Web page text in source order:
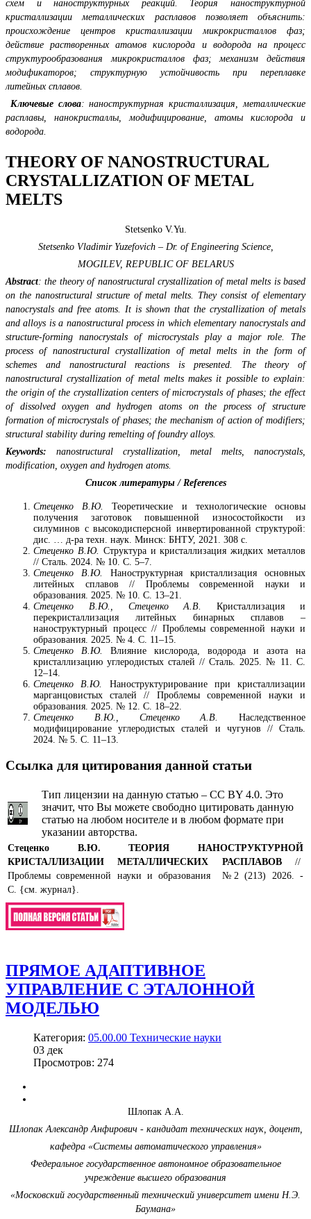
схем и наноструктурных реакций. Теория наноструктурной
кристаллизации металлических расплавов позволяет объяснить:
происхождение центров кристаллизации микрокристаллов фаз;
действие растворенных атомов кислорода и водорода на процесс
структурообразования микрокристаллов фаз; механизм действия
модификаторов; структурную устойчивость при переплавке
литейных сплавов.
Ключевые слова: наноструктурная кристаллизация, металлические
расплавы, нанокристаллы, модифицирование, атомы кислорода и
водорода.
THEORY OF NANOSTRUCTURAL
CRYSTALLIZATION OF METAL
MELTS
Stetsenko V.Yu.
Stetsenko Vladimir Yuzefovich – Dr. of Engineering Science,
MOGILEV, REPUBLIC OF BELARUS
Abstract: the theory of nanostructural crystallization of metal melts is based
on the nanostructural structure of metal melts. They consist of elementary
nanocrystals and free atoms. It is shown that the crystallization of metals
and alloys is a nanostructural process in which elementary nanocrystals and
structure-forming nanocrystals of microcrystals play a major role. The
process of nanostructural crystallization of metal melts in the form of
schemes and nanostructural reactions is presented. The theory of
nanostructural crystallization of metal melts makes it possible to explain:
the origin of the crystallization centers of microcrystals of phases; the effect
of dissolved oxygen and hydrogen atoms on the process of structure
formation of microcrystals of phases; the mechanism of action of modifiers;
structural stability during remelting of foundry alloys.
Keywords:
nanostructural crystallization, metal melts, nanocrystals,
modification, oxygen and hydrogen atoms.
Список литературы / References
Стеценко В.Ю.
Теоретические и технологические основы
получения заготовок повышенной износостойкости из
силуминов с высокодисперсной инвертированной структурой:
дис. … д-ра техн. наук. Минск: БНТУ, 2021. 308 с.
Стеценко В.Ю.
Структура и кристаллизация жидких металлов
// Сталь. 2024. № 10. С. 5–7.
Стеценко В.Ю.
Наноструктурная кристаллизация основных
литейных сплавов // Проблемы современной науки и
образования. 2025. № 10. С. 13–21.
Стеценко В.Ю., Стеценко А.В.
Кристаллизация и
перекристаллизация литейных бинарных сплавов –
наноструктурный процесс // Проблемы современной науки и
образования. 2025. № 4. С. 11–15.
Стеценко В.Ю.
Влияние кислорода, водорода и азота на
кристаллизацию углеродистых сталей // Сталь. 2025. № 11. С.
12–14.
Стеценко В.Ю.
Наноструктурирование при кристаллизации
марганцовистых сталей // Проблемы современной науки и
образования. 2025. № 12. С. 18–22.
Стеценко В.Ю., Стеценко А.В.
Наследственное
модифицирование углеродистых сталей и чугунов // Сталь.
2024. № 5. С. 11–13.
Ссылка для цитирования данной статьи
Тип лицензии на данную статью – CC BY 4.0. Это
значит, что Вы можете свободно цитировать данную
статью на любом носителе и в любом формате при
указании авторства.
Стеценко В.Ю.
ТЕОРИЯ НАНОСТРУКТУРНОЙ
КРИСТАЛЛИЗАЦИИ МЕТАЛЛИЧЕСКИХ РАСПЛАВОВ
//
Проблемы современной науки и образования №2 (213) 2026. -
С. {см. журнал}.
ПРЯМОЕ АДАПТИВНОЕ
УПРАВЛЕНИЕ С ЭТАЛОННОЙ
МОДЕЛЬЮ
Категория: 05.00.00 Технические науки
03 дек
Просмотров: 274
Шлопак А.А.
Шлопак Александр Анфирович - кандидат технических наук, доцент,
кафедра «Системы автоматического управления»
Федеральное государственное автономное образовательное
учреждение высшего образования
«Московский государственный технический университет имени Н.Э.
Баумана»